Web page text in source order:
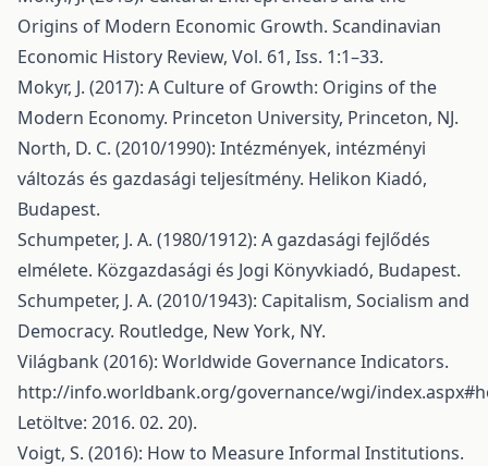
Origins of Modern Economic Growth. Scandinavian
Economic History Review, Vol. 61, Iss. 1:1–33.
Mokyr, J. (2017): A Culture of Growth: Origins of the
Modern Economy. Princeton University, Princeton, NJ.
North, D. C. (2010/1990): Intézmények, intézményi
változás és gazdasági teljesítmény. Helikon Kiadó,
Budapest.
Schumpeter, J. A. (1980/1912): A gazdasági fejlődés
elmélete. Közgazdasági és Jogi Könyvkiadó, Budapest.
Schumpeter, J. A. (2010/1943): Capitalism, Socialism and
Democracy. Routledge, New York, NY.
Világbank (2016): Worldwide Governance Indicators.
http://info.worldbank.org/governance/wgi/
Letöltve: 2016. 02. 20).
Voigt, S. (2016): How to Measure Informal Institutions.